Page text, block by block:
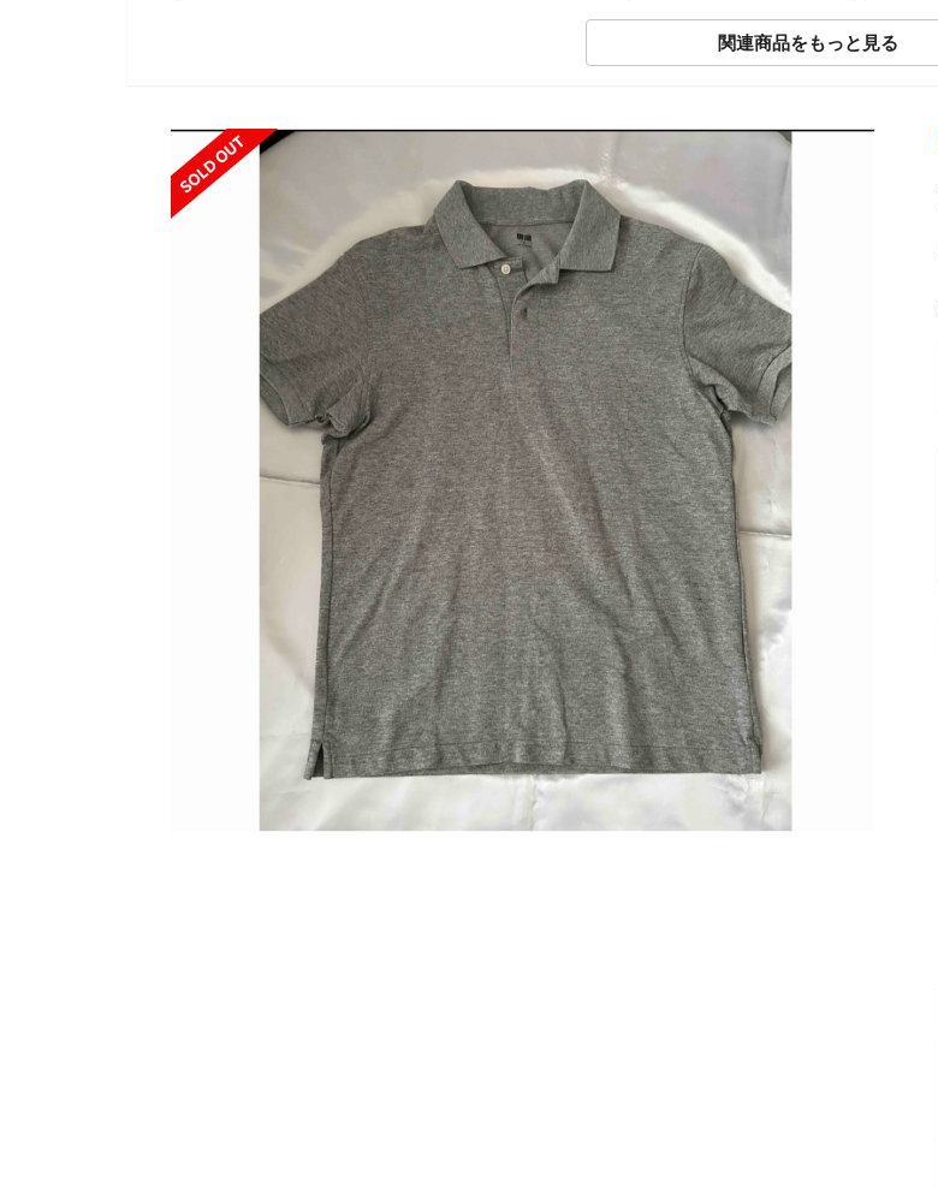
関連商品をもっと見る
SOLD OUT